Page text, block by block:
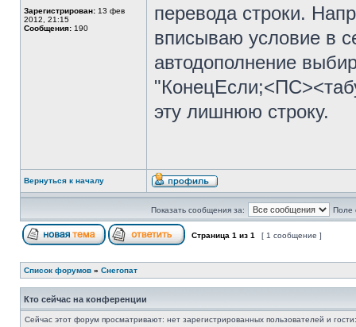
Зарегистрирован: 13 фев
2012, 21:15
Сообщения: 190
перевода строки.
вписываю условие в
автодополнение
эту лишнюю строку.
Вернуться к началу
Показать сообщения за: Поле
Страница 1 из 1 [ 1 сообщение ]
Список форумов » Снегопат
Кто сейчас на конференции
Сейчас этот форум просматривают: нет зарегистрированных пользователей и